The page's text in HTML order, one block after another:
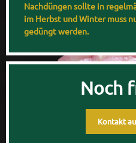
Nachdüngen sollte in
im Herbst und Winter muss
gedüngt werden.
Noch
Kontakt